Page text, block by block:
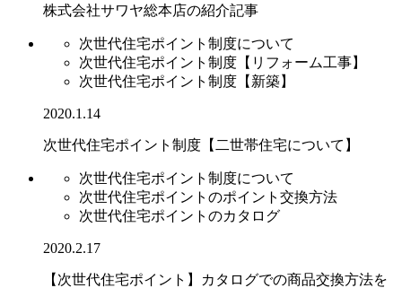
株式会社サワヤ総本店の紹介記事
次世代住宅ポイント制度について
次世代住宅ポイント制度【リフォーム工事】
次世代住宅ポイント制度【新築】
2020.1.14
次世代住宅ポイント制度【二世帯住宅について】
次世代住宅ポイント制度について
次世代住宅ポイントのポイント交換方法
次世代住宅ポイントのカタログ
2020.2.17
【次世代住宅ポイント】カタログでの商品交換方法を